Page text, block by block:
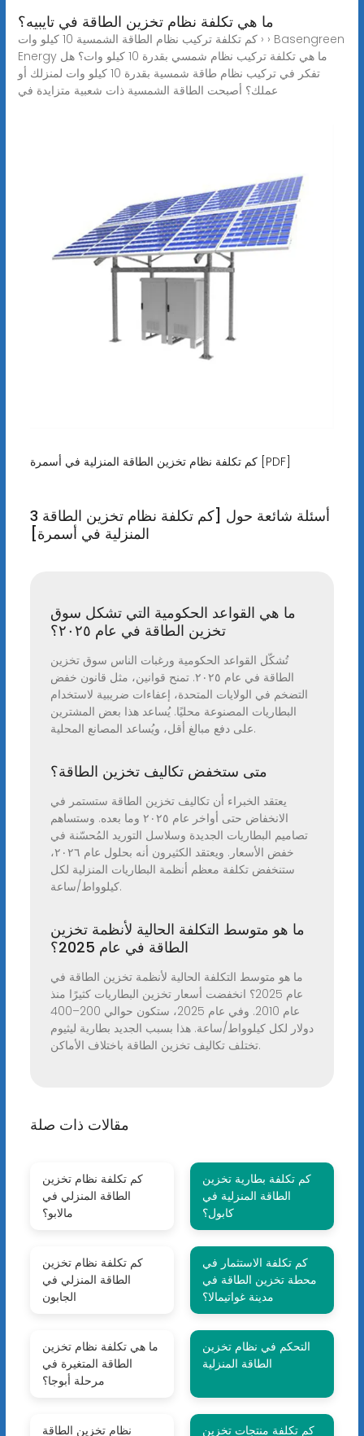
ما هي تكلفة نظام تخزين الطاقة في تايبيه؟
كم تكلفة تركيب نظام الطاقة الشمسية 10 كيلو وات › › Basengreen
Energy ما هي تكلفة تركيب نظام شمسي بقدرة 10 كيلو وات؟ هل
تفكر في تركيب نظام طاقة شمسية بقدرة 10 كيلو وات لمنزلك أو
عملك؟ أصبحت الطاقة الشمسية ذات شعبية متزايدة في
كم تكلفة نظام تخزين الطاقة المنزلية في أسمرة [PDF]
3 أسئلة شائعة حول [كم تكلفة نظام تخزين الطاقة
المنزلية في أسمرة]
ما هي القواعد الحكومية التي تشكل سوق
تخزين الطاقة في عام ٢٠٢٥؟
تُشكّل القواعد الحكومية ورغبات الناس سوق تخزين
الطاقة في عام ٢٠٢٥. تمنح قوانين، مثل قانون خفض
التضخم في الولايات المتحدة، إعفاءات ضريبية لاستخدام
البطاريات المصنوعة محليًا. يُساعد هذا بعض المشترين
على دفع مبالغ أقل، ويُساعد المصانع المحلية.
متى ستخفض تكاليف تخزين الطاقة؟
يعتقد الخبراء أن تكاليف تخزين الطاقة ستستمر في
الانخفاض حتى أواخر عام ٢٠٢٥ وما بعده. وستساهم
تصاميم البطاريات الجديدة وسلاسل التوريد المُحسّنة في
خفض الأسعار. ويعتقد الكثيرون أنه بحلول عام ٢٠٢٦،
ستنخفض تكلفة معظم أنظمة البطاريات المنزلية لكل
كيلوواط/ساعة.
ما هو متوسط التكلفة الحالية لأنظمة تخزين
الطاقة في عام 2025؟
ما هو متوسط ​​التكلفة الحالية لأنظمة تخزين الطاقة في
عام 2025؟ انخفضت أسعار تخزين البطاريات كثيرًا منذ
عام 2010. وفي عام 2025، ستكون حوالي 200–400
دولار لكل كيلوواط/ساعة. هذا بسبب الجديد بطارية ليثيوم
تختلف تكاليف تخزين الطاقة باختلاف الأماكن.
مقالات ذات صلة
كم تكلفة نظام تخزين
الطاقة المنزلي في
مالابو؟
كم تكلفة بطارية تخزين
الطاقة المنزلية في
كابول؟
كم تكلفة نظام تخزين
الطاقة المنزلي في
الجابون
كم تكلفة الاستثمار في
محطة تخزين الطاقة في
مدينة غواتيمالا؟
ما هي تكلفة نظام تخزين
الطاقة المتغيرة في
مرحلة أبوجا؟
التحكم في نظام تخزين
الطاقة المنزلية
نظام تخزين الطاقة كم تكلفة منتجات تخزين